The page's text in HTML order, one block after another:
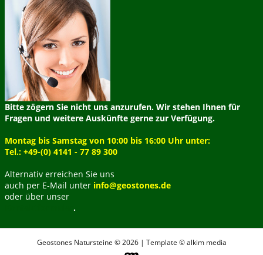
Bitte zögern Sie nicht uns anzurufen. Wir stehen Ihnen für
Fragen und weitere Auskünfte gerne zur Verfügung.
Montag bis Samstag von 10:00 bis 16:00 Uhr unter:
Tel.: +49-(0) 4141 - 77 89 300
Alternativ erreichen Sie uns
auch per E-Mail unter info@geostones.de
oder über unser
.
Geostones Natursteine © 2026 | Template © alkim media